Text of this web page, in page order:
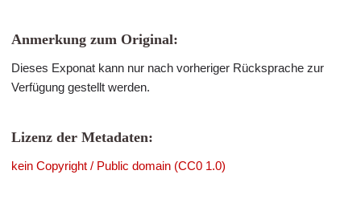
Anmerkung zum Original:
Dieses Exponat kann nur nach vorheriger Rücksprache zur
Verfügung gestellt werden.
Lizenz der Metadaten:
kein Copyright / Public domain (CC0 1.0)